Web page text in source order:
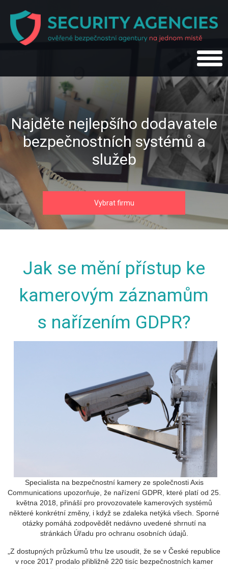
Najděte nejlepšího dodavatele
bezpečnostních systémů a
služeb
Vybrat firmu
Jak se mění přístup ke
kamerovým záznamům
s nařízením GDPR?
Specialista na bezpečnostní kamery ze společnosti Axis
Communications upozorňuje, že nařízení GDPR, které platí od 25.
května 2018, přináší pro provozovatele kamerových systémů
některé konkrétní změny, i když se zdaleka netýká všech. Sporné
otázky pomáhá zodpovědět nedávno uvedené shrnutí na
stránkách Úřadu pro ochranu osobních údajů.
„Z dostupných průzkumů trhu lze usoudit, že se v České republice
v roce 2017 prodalo přibližně 220 tisíc bezpečnostních kamer